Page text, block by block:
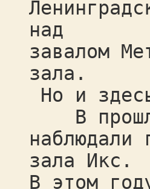
над
завалом
зала.
Но и
В
наблюдали
зала Икс.
В этом